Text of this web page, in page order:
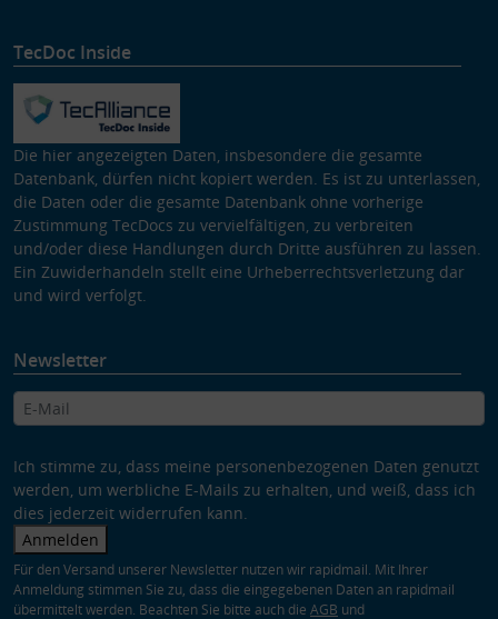
TecDoc Inside
Die hier angezeigten Daten, insbesondere die gesamte
Datenbank, dürfen nicht kopiert werden. Es ist zu unterlassen,
die Daten oder die gesamte Datenbank ohne vorherige
Zustimmung TecDocs zu vervielfältigen, zu verbreiten
und/oder diese Handlungen durch Dritte ausführen zu lassen.
Ein Zuwiderhandeln stellt eine Urheberrechtsverletzung dar
und wird verfolgt.
Newsletter
Ich stimme zu, dass meine personenbezogenen Daten genutzt
werden, um werbliche E-Mails zu erhalten, und weiß, dass ich
dies jederzeit widerrufen kann.
Anmelden
Für den Versand unserer Newsletter nutzen wir rapidmail. Mit Ihrer
Anmeldung stimmen Sie zu, dass die eingegebenen Daten an rapidmail
übermittelt werden. Beachten Sie bitte auch die AGB und